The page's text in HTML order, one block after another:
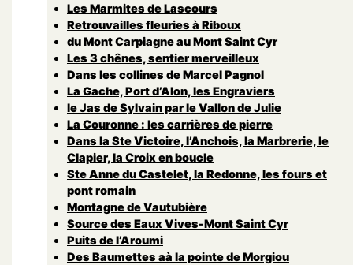
Les Marmites de Lascours
Retrouvailles fleuries à Riboux
du Mont Carpiagne au Mont Saint Cyr
Les 3 chênes, sentier merveilleux
Dans les collines de Marcel Pagnol
La Gache, Port d’Alon, les Engraviers
le Jas de Sylvain par le Vallon de Julie
La Couronne : les carrières de pierre
Dans la Ste Victoire, l’Anchois, la Marbrerie, le
Clapier, la Croix en boucle
Ste Anne du Castelet, la Redonne, les fours et
pont romain
Montagne de Vautubière
Source des Eaux Vives-Mont Saint Cyr
Puits de l’Aroumi
Des Baumettes aà la pointe de Morgiou